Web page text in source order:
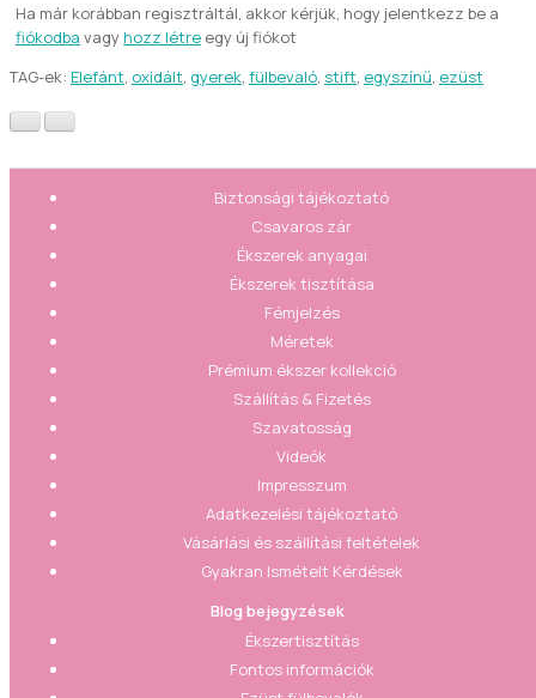
Ha már korábban regisztráltál, akkor kérjük, hogy jelentkezz be a
fiókodba vagy hozz létre egy új fiókot
TAG-ek: Elefánt, oxidált, gyerek, fülbevaló, stift, egyszínű, ezüst
Biztonsági tájékoztató
Csavaros zár
Ékszerek anyagai
Ékszerek tisztítása
Fémjelzés
Méretek
Prémium ékszer kollekció
Szállítás & Fizetés
Szavatosság
Videók
Impresszum
Adatkezelési tájékoztató
Vásárlási és szállítási feltételek
Gyakran Ismételt Kérdések
Blog bejegyzések
Ékszertisztítás
Fontos információk